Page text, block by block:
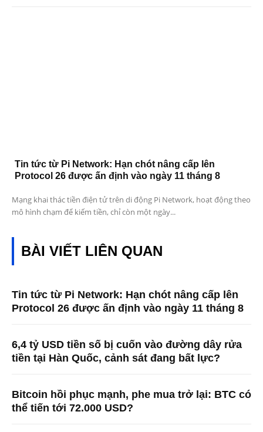
Tin tức từ Pi Network: Hạn chót nâng cấp lên
Protocol 26 được ấn định vào ngày 11 tháng 8
Mạng khai thác tiền điện tử trên di động Pi Network, hoạt động theo
mô hình chạm để kiếm tiền, chỉ còn một ngày...
BÀI VIẾT LIÊN QUAN
Tin tức từ Pi Network: Hạn chót nâng cấp lên
Protocol 26 được ấn định vào ngày 11 tháng 8
6,4 tỷ USD tiền số bị cuốn vào đường dây rửa
tiền tại Hàn Quốc, cảnh sát đang bất lực?
Bitcoin hồi phục mạnh, phe mua trở lại: BTC có
thể tiến tới 72.000 USD?